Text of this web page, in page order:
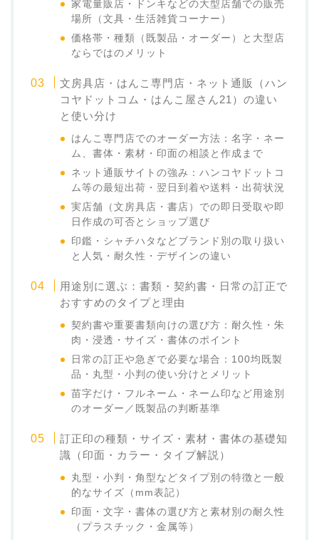
家電量販店・ドンキなどの大型店舗での販売
場所（文具・生活雑貨コーナー）
価格帯・種類（既製品・オーダー）と大型店
ならではのメリット
文房具店・はんこ専門店・ネット通販（ハン
コヤドットコム・はんこ屋さん21）の違い
と使い分け
はんこ専門店でのオーダー方法：名字・ネー
ム、書体・素材・印面の相談と作成まで
ネット通販サイトの強み：ハンコヤドットコ
ム等の最短出荷・翌日到着や送料・出荷状況
実店舗（文房具店・書店）での即日受取や即
日作成の可否とショップ選び
印鑑・シャチハタなどブランド別の取り扱い
と人気・耐久性・デザインの違い
用途別に選ぶ：書類・契約書・日常の訂正で
おすすめのタイプと理由
契約書や重要書類向けの選び方：耐久性・朱
肉・浸透・サイズ・書体のポイント
日常の訂正や急ぎで必要な場合：100均既製
品・丸型・小判の使い分けとメリット
苗字だけ・フルネーム・ネーム印など用途別
のオーダー／既製品の判断基準
訂正印の種類・サイズ・素材・書体の基礎知
識（印面・カラー・タイプ解説）
丸型・小判・角型などタイプ別の特徴と一般
的なサイズ（mm表記）
印面・文字・書体の選び方と素材別の耐久性
（プラスチック・金属等）